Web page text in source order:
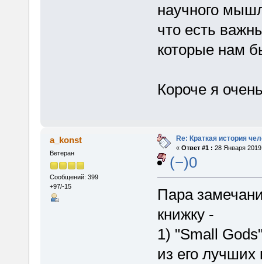
научного
что есть
которые нам
Короче я
a_konst
Ветеран
Сообщений: 399
+97/-15
Re: Краткая история
« Ответ #1 : 28 Января
(−)0
Пара
книжку -
1) "Small
из его лучших